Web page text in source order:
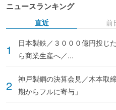
ニュースランキング
直近
日本製鉄／３０００億円投じ
ら商業生産へ／...
神戸製鋼の決算会見／木本取
期からフルに寄与」
前